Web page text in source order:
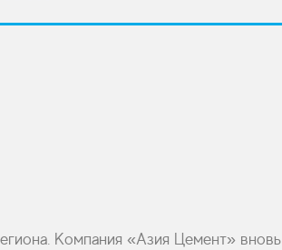
Компания «Азия Цемент» вновь